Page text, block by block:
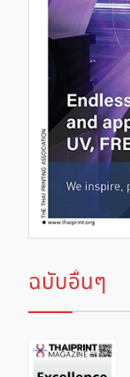
ฉบับอื่นๆ